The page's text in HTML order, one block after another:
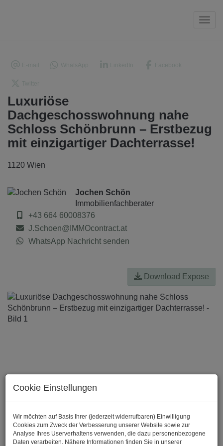
Luxuriöse
Dachgeschosswohnung nahe
Schloss Schönbrunn – Erstbezug
mit einzigartiger Dachterrasse!
1120 Wien
Jochen Schön
Immobilienfachberater
+43 664 60008376
J.Schoen@IMMOcontract.at
WhatsApp Nachricht senden
Download Expose
Cookie Einstellungen
Wir möchten auf Basis Ihrer (jederzeit widerrufbaren) Einwilligung
Cookies zum Zweck der Verbesserung unserer Website sowie zur
Analyse Ihres Userverhaltens verwenden, die dazu personenbezogene
Daten verarbeiten. Nähere Informationen finden Sie in unserer